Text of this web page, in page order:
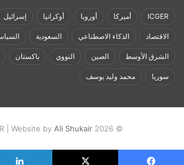
ICGER أميركا أوروبا أوكرانيا إسرائيل
الاقتصاد الذكاء الاصطناعي السعودية
الشرق الأوسط الصين النووي باكستان
سوريا محمد وليد يوسف
© 2026 ICGER | Website by
Ali Shukair